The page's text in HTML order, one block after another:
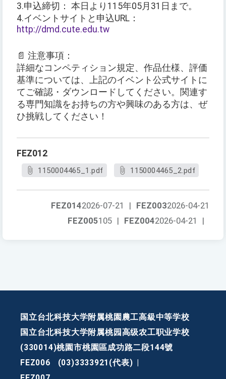
3.申込締切： 本日より115年05月31日まで。
4.イベントサイトと申込URL：
http://dmd.cute.edu.tw
📄 注意事項：
詳細なコンペティション規定、作品仕様、評価
基準については、上記のイベント公式サイトに
てご確認・ダウンロードしてください。関連す
る専門知識をお持ちの方や興味のある方は、ぜ
ひ挑戦してください！
FEZ012
1150004465_1.pdf 1150004465_2.pdf
FEZ0032026-04-21
FEZ0142026-07-21
|
FEZ0042026-04-21 |
FEZ005105 |
国立台北科技大学附属桃園農工高級中等学校
国立台北科技大学附属桃园高级农工职业学校
(330014)桃園市桃園區成功路二段144號
FEZ006
(03)3333921(代表)